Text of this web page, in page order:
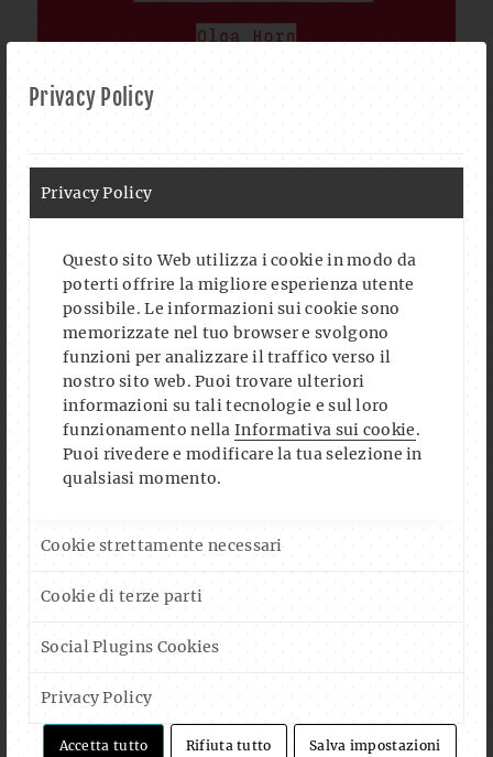
Privacy Policy
Privacy Policy
Questo sito Web utilizza i cookie in modo da
poterti offrire la migliore esperienza utente
possibile. Le informazioni sui cookie sono
memorizzate nel tuo browser e svolgono
funzioni per analizzare il traffico verso il
nostro sito web. Puoi trovare ulteriori
informazioni su tali tecnologie e sul loro
funzionamento nellaInformativa sui cookie.
Puoi rivedere e modificare la tua selezione in
qualsiasi momento.
Cookie strettamente necessari
Cookie di terze parti
Social Plugins Cookies
Privacy Policy
Accetta tutto Rifiuta tutto Salva impostazioni
Mehr laden Auf Instagram folgen
FOLLOW US ON FACEBOOK
CALENDAR
AUG. 2026